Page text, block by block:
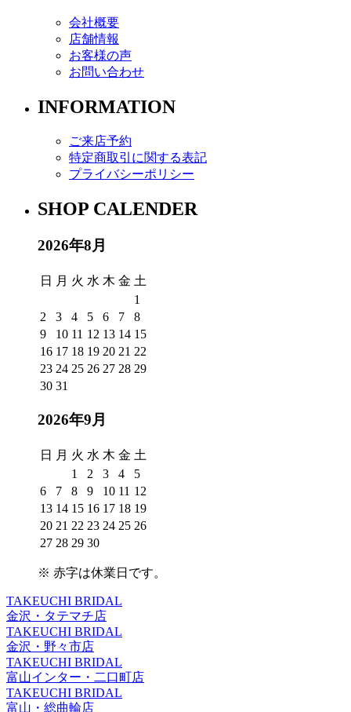
会社概要
店舗情報
お客様の声
お問い合わせ
INFORMATION
ご来店予約
特定商取引に関する表記
プライバシーポリシー
SHOP CALENDER
2026年8月
日 月 火 水 木 金 土
1
2
3 4 5 6 7
8
9
10 11 12 13 14 15
16 17 18 19 20 21 22
23 24 25 26 27 28 29
30 31
2026年9月
日 月 火 水 木 金 土
1
2 3 4
5
6
7 8 9 10 11 12
13 14 15 16 17 18 19
20 21 22 23 24 25 26
27 28 29 30
※ 赤字は休業日 です。
TAKEUCHI BRIDAL
金沢・タテマチ店
TAKEUCHI BRIDAL
金沢・野々市店
TAKEUCHI BRIDAL
富山インター・二口町店
TAKEUCHI BRIDAL
富山・総曲輪店